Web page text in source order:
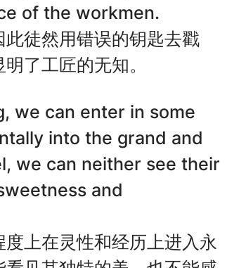
of the workmen.
徒然用错误的钥匙去戳
了工匠的无知。
we can enter in some
into the grand and
we can neither see their
and
上在灵性和经历上进入永